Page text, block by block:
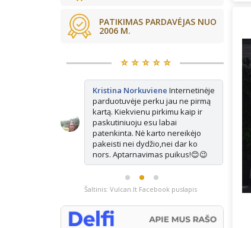
PATIKIMAS PARDAVĖJAS NUO
2006 M.
⭐️ ⭐️ ⭐️ ⭐️ ⭐️
Kristina Norkuviene Internetinėje
parduotuvėje perku jau ne pirmą
kartą. Kiekvienu pirkimu kaip ir
paskutiniuoju esu labai
patenkinta. Nė karto nereikėjo
pakeisti nei dydžio,nei dar ko
nors. Aptarnavimas puikus!😊😉
Šaltinis: Vulcan.lt Facebook puslapis